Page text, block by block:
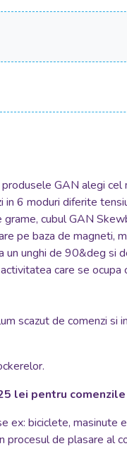
GAN alegi
6 moduri diferite
cubul GAN
pe baza de
unghi de 90&deg si
care se
scazut de comenzi
lei pentru
biciclete, masinute
de plasare al